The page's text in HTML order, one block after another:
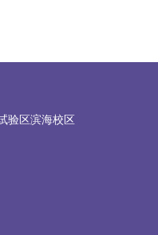
验区滨海校区